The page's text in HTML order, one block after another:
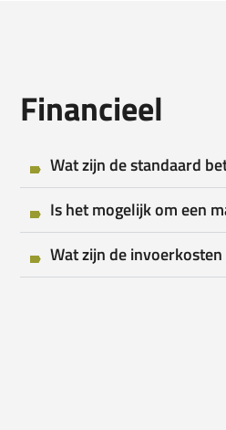
Financieel
Wat zijn de standaard
Is het mogelijk om een
Wat zijn de